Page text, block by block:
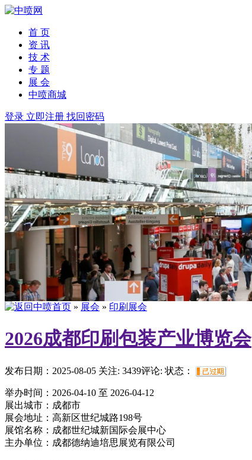
首 页
资 讯
技 术
专 题
展 会
中喷商城
登录 立即注册 找回密码
» 展会 » 印刷展会
2026成都印刷包装产业博览会
发布日期：2025-08-05 关注: 3439评论: 状态：
举办时间： 2026-04-10 至 2026-04-12
展出城市： 成都市
展会地址： 高新区世纪城路198号
展馆名称： 成都世纪城新国际会展中心
主办单位： 成都德纳迪培思展览有限公司